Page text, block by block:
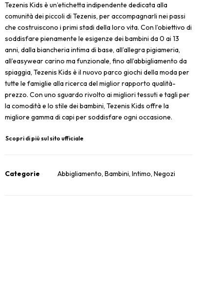
Tezenis Kids è un’etichetta indipendente dedicata alla
comunità dei piccoli di Tezenis, per accompagnarli nei passi
che costruiscono i primi stadi della loro vita. Con l’obiettivo di
soddisfare pienamente le esigenze dei bambini da 0 ai 13
anni, dalla biancheria intima di base, all’allegra pigiameria,
all’easywear carino ma funzionale, fino all’abbigliamento da
spiaggia, Tezenis Kids è il nuovo parco giochi della moda per
tutte le famiglie alla ricerca del miglior rapporto qualità-
prezzo. Con uno sguardo rivolto ai migliori tessuti e tagli per
la comodità e lo stile dei bambini, Tezenis Kids offre la
migliore gamma di capi per soddisfare ogni occasione.
Scopri di più sul sito ufficiale
Categorie Abbigliamento, Bambini, Intimo, Negozi